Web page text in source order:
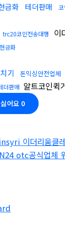
금화 테더판매
trc20코인전송대행 이
금화
기 돈믹싱안전업체
더판매 알트코인퀵
싫어요 0
이더리움클
otc공식업체